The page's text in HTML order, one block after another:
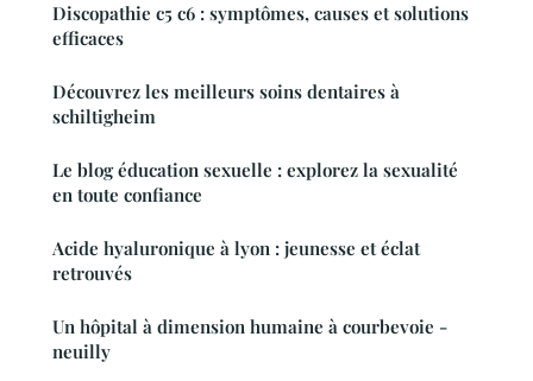
Discopathie c5 c6 : symptômes, causes et solutions
efficaces
Découvrez les meilleurs soins dentaires à
schiltigheim
Le blog éducation sexuelle : explorez la sexualité
en toute confiance
Acide hyaluronique à lyon : jeunesse et éclat
retrouvés
Un hôpital à dimension humaine à courbevoie -
neuilly